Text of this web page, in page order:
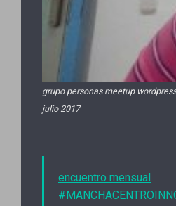
grupo personas meetup
julio 2017
encuentro mensual